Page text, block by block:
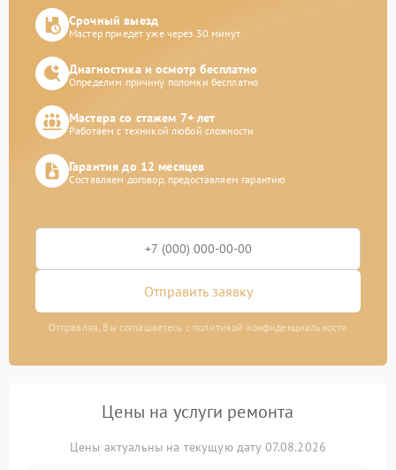
Срочный выезд
Мастер приедет уже через 30 минут
Диагностика и осмотр бесплатно
Определим причину поломки бесплатно
Мастера со стажем 7+ лет
Работаем с техникой любой сложности
Гарантия до 12 месяцев
Составляем договор, предоставляем гарантию
Отправить заявку
Отправляя, Вы соглашаетесь с политикой конфиденциальности
Цены на услуги ремонта
Цены актуальны на текущую дату 07.08.2026